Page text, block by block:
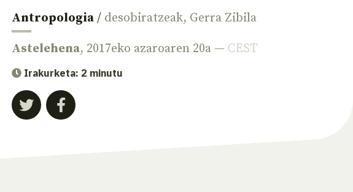
Antropologia / desobiratzeak, Gerra Zibila
Astelehena, 2017eko azaroaren 20a — CEST
Irakurketa: 2 minutu